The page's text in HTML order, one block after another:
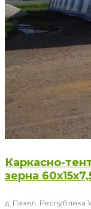
Каркасно-
зерна
д. Пазял, Республика